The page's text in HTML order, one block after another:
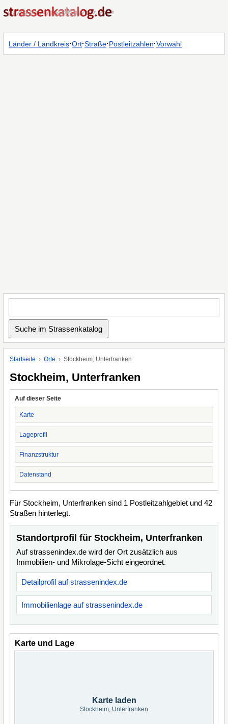
Länder / Landkreis·Ort·Straße·Postleitzahlen·Vorwahl
Startseite Orte Stockheim, Unterfranken
Stockheim, Unterfranken
Auf dieser Seite
Karte
Lageprofil
Finanzstruktur
Datenstand
Für Stockheim, Unterfranken sind 1 Postleitzahlgebiet und 42
Straßen hinterlegt.
Standortprofil für Stockheim, Unterfranken
Auf strassenindex.de wird der Ort zusätzlich aus
Immobilien- und Mikrolage-Sicht eingeordnet.
Detailprofil auf strassenindex.de
Immobilienlage auf strassenindex.de
Karte und Lage
Karte laden
Stockheim, Unterfranken